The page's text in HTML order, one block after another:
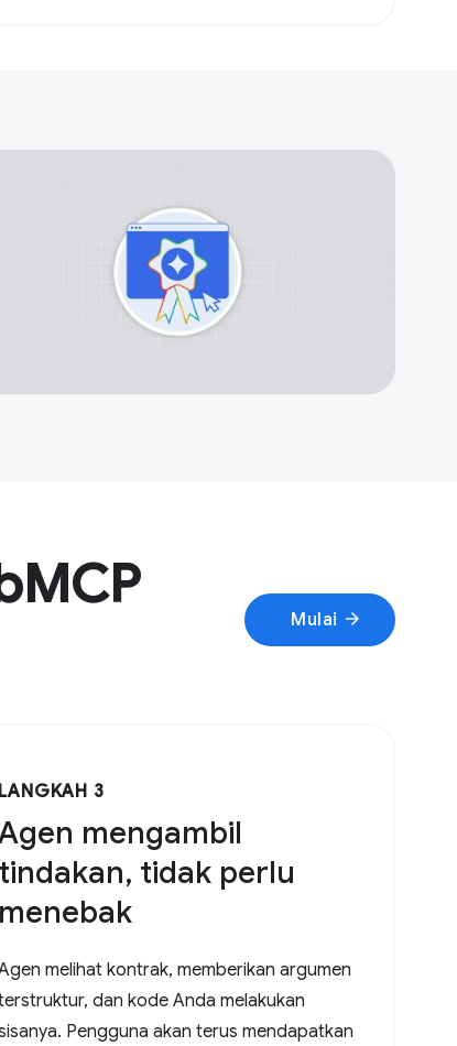
Mulai arrow_forward
LANGKAH 3
mengambil
tindakan, tidak perlu
menebak
melihat kontrak, memberikan argumen
dan kode Anda melakukan
Pengguna akan terus mendapatkan